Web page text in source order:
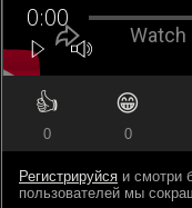
👍
0
😁
0
Регистрируйся и смотри
пользователей мы